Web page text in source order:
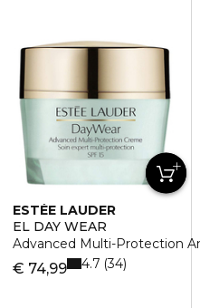
ESTÉE LAUDER
EL DAY WEAR
Advanced Multi-Protection
€ 74,99 4.7 34